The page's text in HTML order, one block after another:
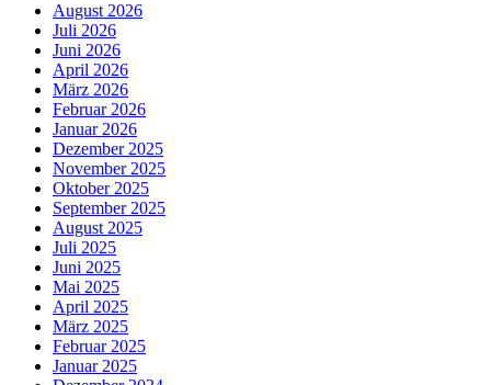
August 2026
Juli 2026
Juni 2026
April 2026
März 2026
Februar 2026
Januar 2026
Dezember 2025
November 2025
Oktober 2025
September 2025
August 2025
Juli 2025
Juni 2025
Mai 2025
April 2025
März 2025
Februar 2025
Januar 2025